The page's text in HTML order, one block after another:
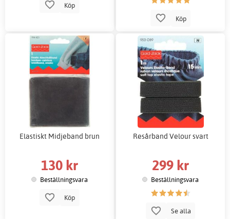
Köp
Köp
Elastiskt Midjeband brun
130 kr
Beställningsvara
Köp
Resårband Velour svart
299 kr
Beställningsvara
Se alla